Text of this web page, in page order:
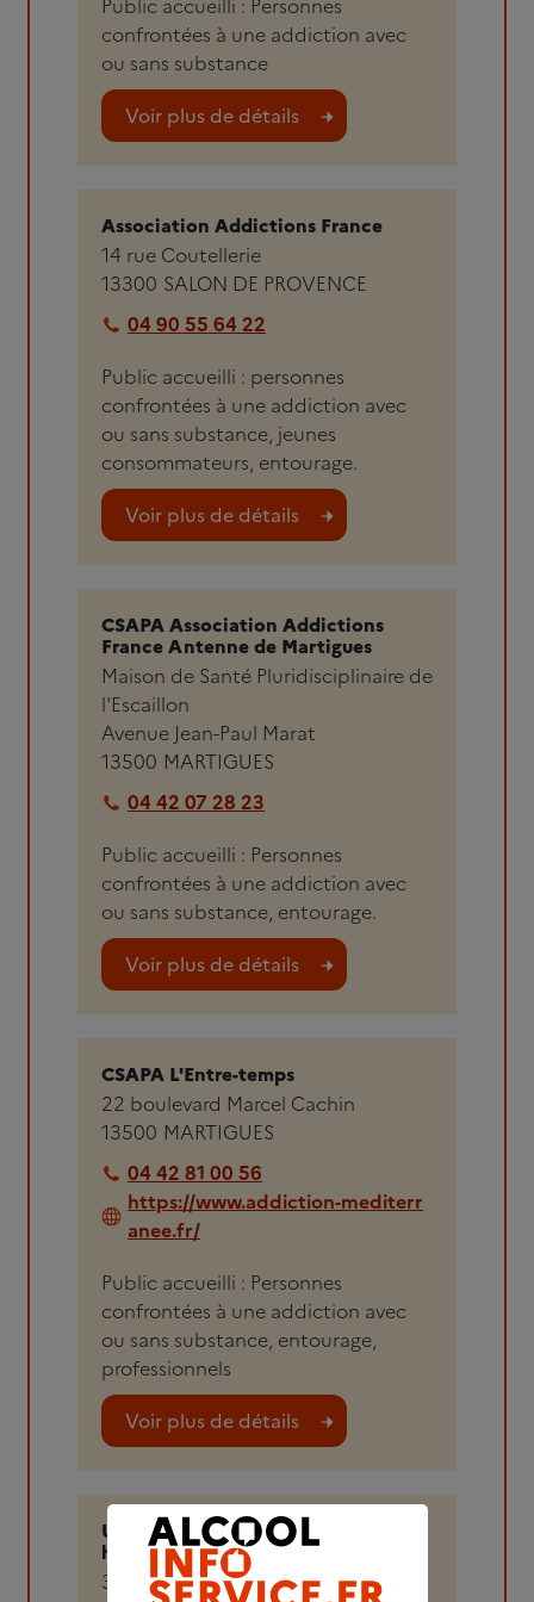
Public accueilli : Personnes
confrontées à une addiction avec
ou sans substance
Voir plus de détails
Association Addictions France
14 rue Coutellerie
13300 SALON DE PROVENCE
04 90 55 64 22
Public accueilli : personnes
confrontées à une addiction avec
ou sans substance, jeunes
consommateurs, entourage.
Voir plus de détails
CSAPA Association Addictions
France Antenne de Martigues
Maison de Santé Pluridisciplinaire de
l'Escaillon
Avenue Jean-Paul Marat
13500 MARTIGUES
04 42 07 28 23
Public accueilli : Personnes
confrontées à une addiction avec
ou sans substance, entourage.
Voir plus de détails
CSAPA L'Entre-temps
22 boulevard Marcel Cachin
13500 MARTIGUES
04 42 81 00 56
https://www.addiction-mediterr
anee.fr/
Public accueilli : Personnes
confrontées à une addiction avec
ou sans substance, entourage,
professionnels
Voir plus de détails
Unité d'addictologie du Centre
hospitalier de Martigues
3 Boulevard des Rayettes